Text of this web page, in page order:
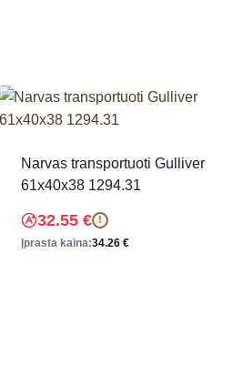
Narvas transportuoti Gulliver
61x40x38 1294.31
32.55 € !
Įprasta kaina:34.26 €